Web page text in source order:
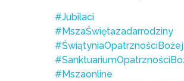
#Jubilaci
#MszaŚwiętazadarrodziny
#ŚwiątyniaOpatrznościBożej
#Mszaonline